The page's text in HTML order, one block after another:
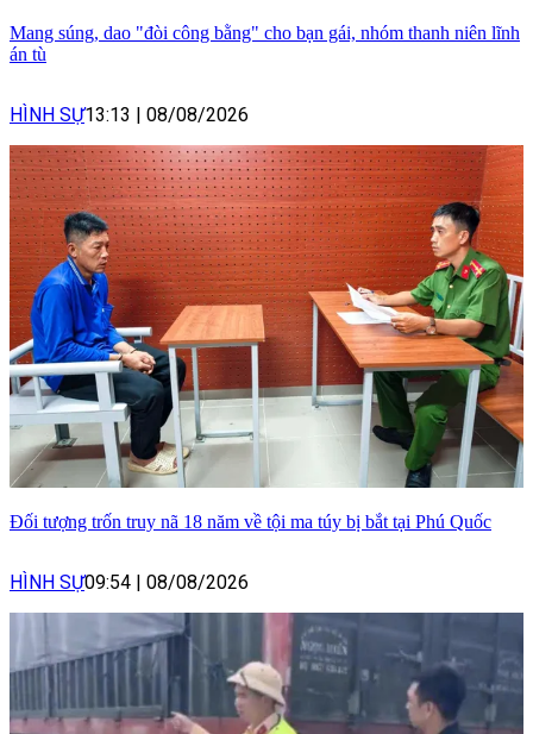
Mang súng, dao "đòi công bằng" cho bạn gái, nhóm thanh niên lĩnh
án tù
HÌNH SỰ13:13 | 08/08/2026
Đối tượng trốn truy nã 18 năm về tội ma túy bị bắt tại Phú Quốc
HÌNH SỰ09:54 | 08/08/2026